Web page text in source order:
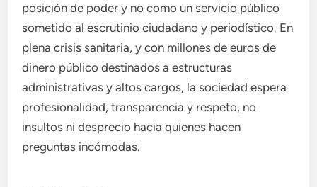
posición de poder y no como un servicio público
sometido al escrutinio ciudadano y periodístico. En
plena crisis sanitaria, y con millones de euros de
dinero público destinados a estructuras
administrativas y altos cargos, la sociedad espera
profesionalidad, transparencia y respeto, no
insultos ni desprecio hacia quienes hacen
preguntas incómodas.